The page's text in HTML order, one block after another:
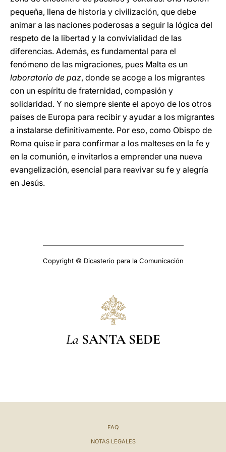
pequeña, llena de historia y civilización, que debe
animar a las naciones poderosas a seguir la lógica del
respeto de la libertad y la convivialidad de las
diferencias. Además, es fundamental para el
fenómeno de las migraciones, pues Malta es un
laboratorio de paz, donde se acoge a los migrantes
con un espíritu de fraternidad, compasión y
solidaridad. Y no siempre siente el apoyo de los otros
países de Europa para recibir y ayudar a los migrantes
a instalarse definitivamente. Por eso, como Obispo de
Roma quise ir para confirmar a los malteses en la fe y
en la comunión, e invitarlos a emprender una nueva
evangelización, esencial para reavivar su fe y alegría
en Jesús.
Copyright © Dicasterio para la Comunicación
La SANTA SEDE
FAQ
NOTAS LEGALES